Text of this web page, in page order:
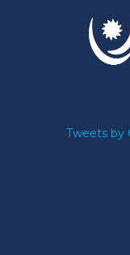
Tweets by